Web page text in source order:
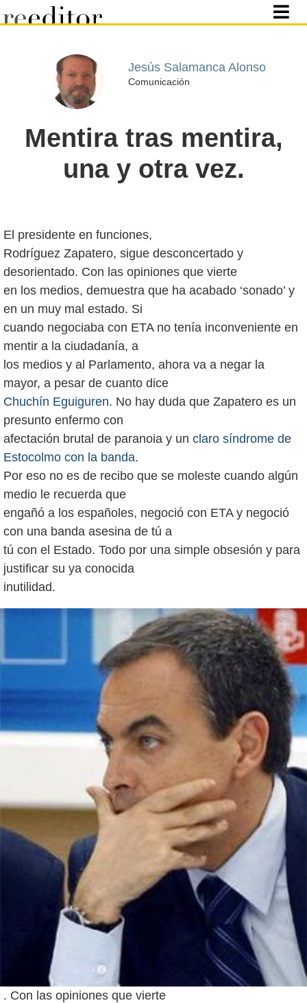
Jesús Salamanca Alonso
Comunicación
Mentira tras mentira,
una y otra vez.
El presidente en funciones,
Rodríguez Zapatero, sigue desconcertado y
desorientado. Con las opiniones que vierte
en los medios, demuestra que ha acabado ‘sonado’ y
en un muy mal estado. Si
cuando negociaba con ETA no tenía inconveniente en
mentir a la ciudadanía, a
los medios y al Parlamento, ahora va a negar la
Chuchín Eguiguren. No hay duda que Zapatero es un
presunto enfermo con
afectación brutal de paranoia y un claro síndrome de
Estocolmo con la banda.
Por eso no es de recibo que se moleste cuando algún
medio le recuerda que
engañó a los españoles, negoció con ETA y negoció
con una banda asesina de tú a
tú con el Estado. Todo por una simple obsesión y para
justificar su ya conocida
. Con las opiniones que vierte